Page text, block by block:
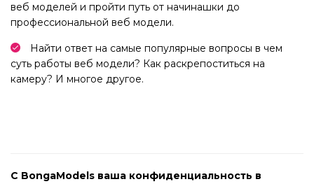
веб моделей и пройти путь от начинашки до
профессиональной веб модели.
Найти ответ на самые популярные вопросы в чем
суть работы веб модели? Как раскрепоститься на
камеру? И многое другое.
С BongaModels ваша конфиденциальность в